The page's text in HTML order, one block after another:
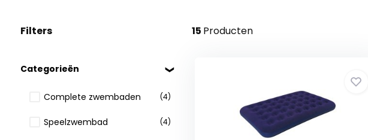
Filters
Categorieën
Complete zwembaden (4)
Speelzwembad (4)
15 Producten